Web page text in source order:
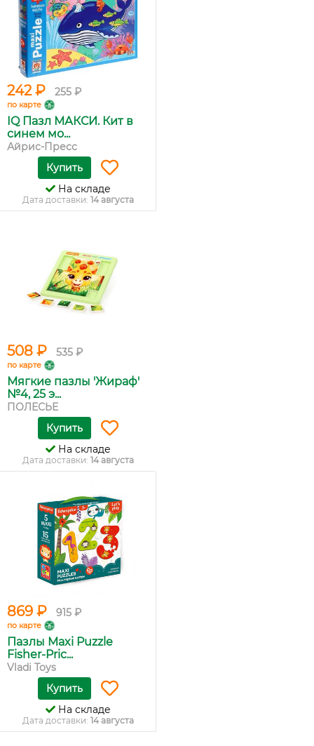
242 ₽ 255 ₽
по карте
IQ Пазл МАКСИ. Кит в
синем мо...
Айрис-Пресс
Купить
На складе
Дата доставки: 14 августа
508 ₽ 535 ₽
по карте
Мягкие пазлы 'Жираф'
№4, 25 э...
ПОЛЕСЬЕ
Купить
На складе
Дата доставки: 14 августа
869 ₽ 915 ₽
по карте
Пазлы Maxi Puzzle
Fisher-Pric...
Vladi Toys
Купить
На складе
Дата доставки: 14 августа